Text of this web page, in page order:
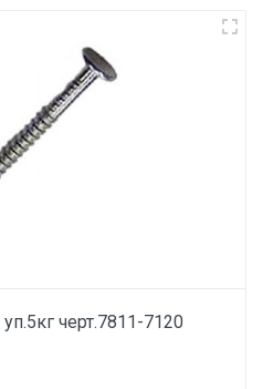
черт.7811-7120